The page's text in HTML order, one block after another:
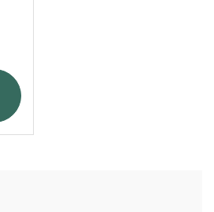
é:
€20.00.